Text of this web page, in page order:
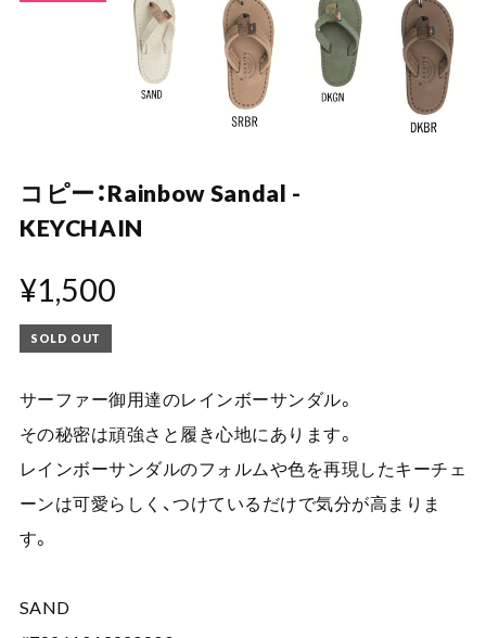
コピー：Rainbow Sandal -
KEYCHAIN
¥1,500
SOLD OUT
サーファー御用達のレインボーサンダル。
その秘密は頑強さと履き心地にあります。
レインボーサンダルのフォルムや色を再現したキーチェ
ーンは可愛らしく、つけているだけで気分が高まりま
す。
SAND